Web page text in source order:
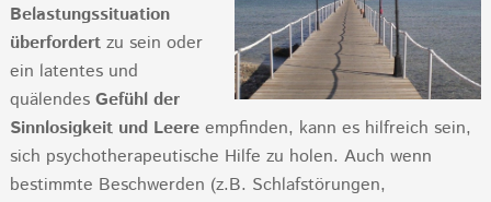
Belastungssituation
überfordertzu sein oder
ein latentes und
quälendes Gefühl der
Sinnlosigkeit und Leereempfinden, kann es hilfreich sein,
sich psychotherapeutische Hilfe zu holen. Auch wenn
bestimmte Beschwerden (z.B. Schlafstörungen,